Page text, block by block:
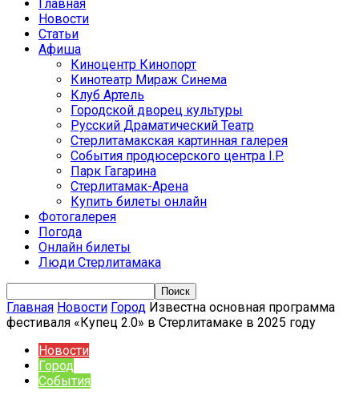
Главная
Новости
Статьи
Афиша
Киноцентр Кинопорт
Кинотеатр Мираж Синема
Клуб Артель
Городской дворец культуры
Русский Драматический Театр
Стерлитамакская картинная галерея
События продюсерского центра I.P.
Парк Гагарина
Стерлитамак-Арена
Купить билеты онлайн
Фотогалерея
Погода
Онлайн билеты
Люди Стерлитамака
Главная Новости Город Известна основная программа
фестиваля «Купец 2.0» в Стерлитамаке в 2025 году
Новости
Город
События